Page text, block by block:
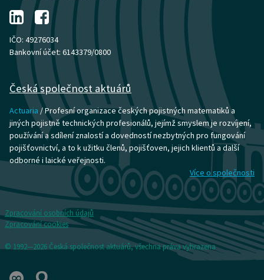
IČO: 49276034
Bankovní účet: 6143379/0800
Česká společnost aktuárů
Actuaria / Profesní organizace českých pojistných matematiků a
jiných pojistně technických profesionálů, jejímž smyslem je rozvíjení,
používání a sdílení znalostí a dovedností nezbytných pro fungování
pojišťovnictví, a to k užitku členů, pojišťoven, jejich klientů a další
odborné i laické veřejnosti.
Více o společnosti
Zpracování osobních údajů
Zpracování cookies
© 1992—2026 Česká společnost aktuárů, všechna práva vyhrazena